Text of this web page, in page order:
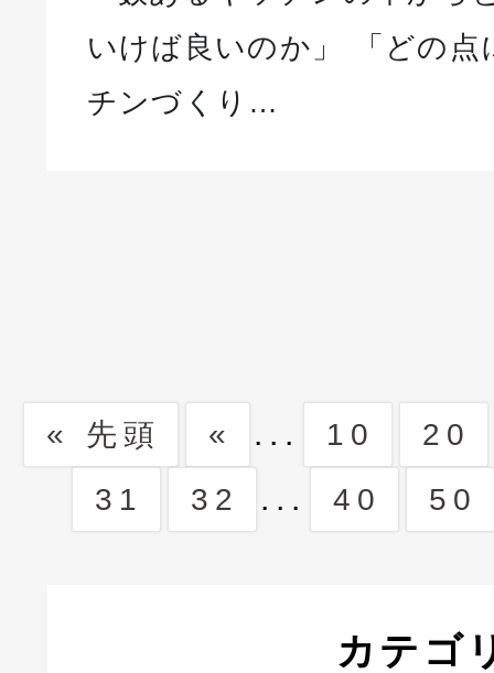
いけば良いのか」 「どの
チンづくり…
« 先頭 « ... 10 20
31 32 ... 40 50
カテゴ